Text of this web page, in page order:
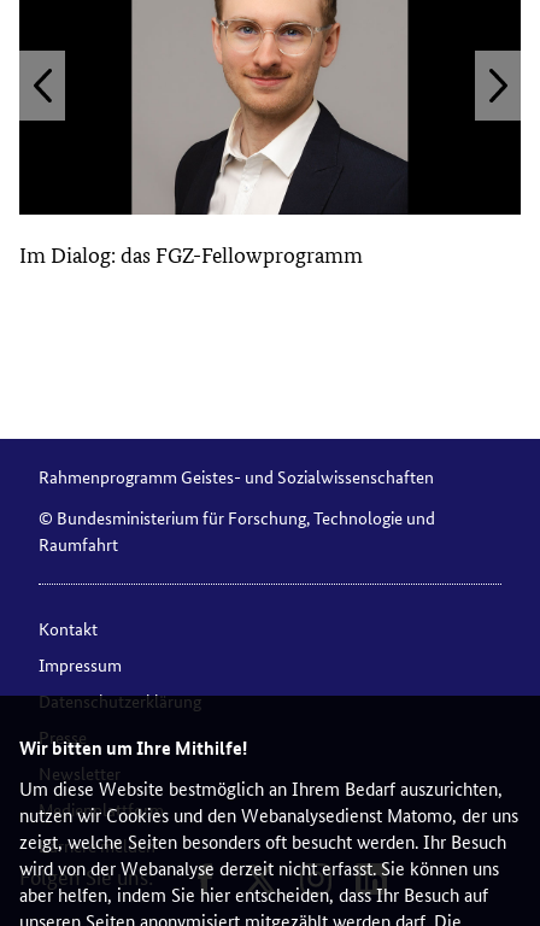
Wir bitten um Ihre Mithilfe!
Um diese Website bestmöglich an Ihrem Bedarf auszurichten,
nutzen wir Cookies und den Webanalysedienst Matomo, der uns
zeigt, welche Seiten besonders oft besucht werden. Ihr Besuch
wird von der Webanalyse derzeit nicht erfasst. Sie können uns
aber helfen, indem Sie hier entscheiden, dass Ihr Besuch auf
unseren Seiten anonymisiert mitgezählt werden darf. Die
Im Dialog: das FGZ-Fellowprogramm
Rahmenprogramm Geistes- und Sozialwissenschaften
© Bundesministerium für Forschung, Technologie und
Raumfahrt
Kontakt
Impressum
Datenschutzerklärung
Presse
Newsletter
Medienplattform
Barriere melden
Folgen Sie uns: